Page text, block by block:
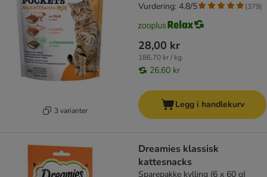
3 varianter
28,00 kr
186,70 kr / kg
26,60 kr
Vurdering: 4.8/5 (379)
Legg i handlekurv
Dreamies klassisk
kattesnacks
Sparepakke kylling (6 x 60 g)